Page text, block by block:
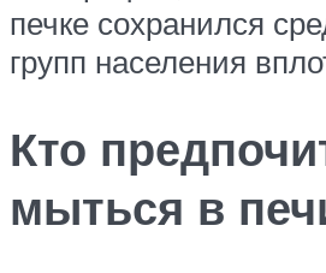
печке сохранился
групп населения
Кто
мыться в